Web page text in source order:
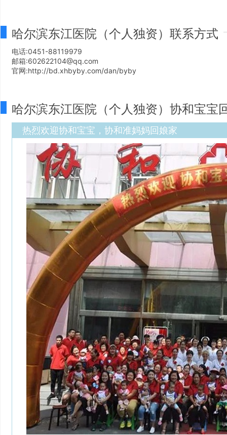
哈尔滨东江医院（个人独资）联系方式
电话:0451-88119979
邮箱:602622104@qq.com
官网:http://bd.xhbyby.com/dan/byby
哈尔滨东江医院（个人独资）协和宝宝
热烈欢迎协和宝宝，协和准妈妈回娘家